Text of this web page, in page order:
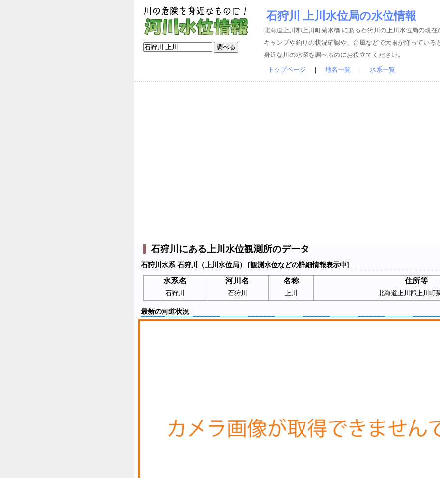
石狩川 上川水位局の水位情報
北海道上川郡上川町菊水橋 にある石狩川の上川水位局の現
キャンプや釣りの状況確認や、台風などで大雨が降っている
身近な川の水深を調べるのにお役立てください。
トップページ 地名一覧 水系一覧
石狩川にある上川水位観測所のデータ
石狩川水系 石狩川（上川水位局） [観測水位などの詳細情報表示中]
水系名 河川名 名称 住所等
石狩川 石狩川 上川 北海道上川郡上川町
最新の河道状況